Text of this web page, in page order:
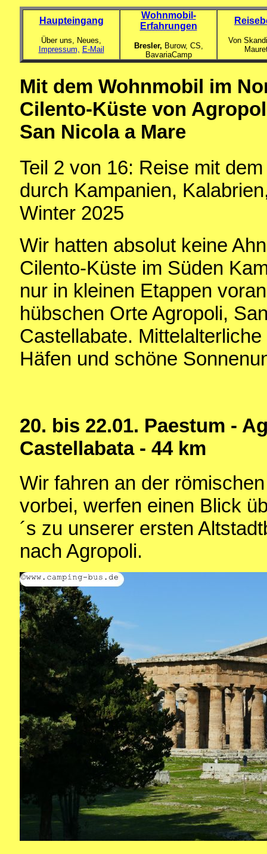
Haupteingang
Über uns, Neues,
Impressum, E-Mail
Wohnmobil-
Erfahrungen
Bresler, Burow, CS,
BavariaCamp
Von
Mit dem Wohnmobil im
Cilento-Küste von
San Nicola a Mare
Teil 2 von 16: Reise mit
durch Kampanien,
Winter 2025
Wir hatten absolut keine
Cilento-Küste im Süden
nur in kleinen Etappen
hübschen Orte Agropoli,
Castellabate.
Häfen und schöne
20. bis 22.01. Paestum -
Castellabata - 44 km
Wir fahren an der
vorbei, werfen einen Blick
´s zu unserer ersten
nach Agropoli.